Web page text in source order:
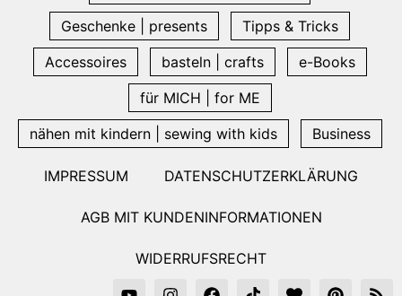
Geschenke | presents
Tipps & Tricks
Accessoires
basteln | crafts
e-Books
für MICH | for ME
nähen mit kindern | sewing with kids
Business
IMPRESSUM DATENSCHUTZERKLÄRUNG
AGB MIT KUNDENINFORMATIONEN
WIDERRUFSRECHT